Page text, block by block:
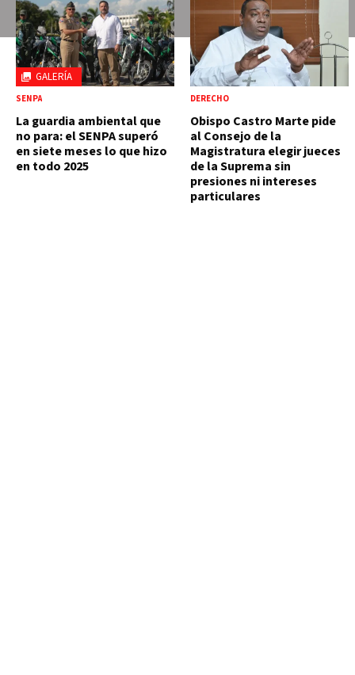
GALERÍA
SENPA
La guardia ambiental que
no para: el SENPA superó
en siete meses lo que hizo
en todo 2025
DERECHO
Obispo Castro Marte pide
al Consejo de la
Magistratura elegir jueces
de la Suprema sin
presiones ni intereses
particulares